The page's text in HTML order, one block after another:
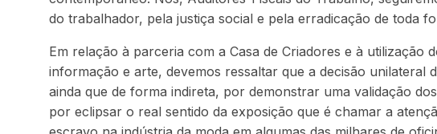
do trabalhador, pela justiça social e pela erradicação de toda
Em relação à parceria com a Casa de Criadores e à utilização
informação e arte, devemos ressaltar que a decisão unilateral
ainda que de forma indireta, por demonstrar uma validação
por eclipsar o real sentido da exposição que é chamar a